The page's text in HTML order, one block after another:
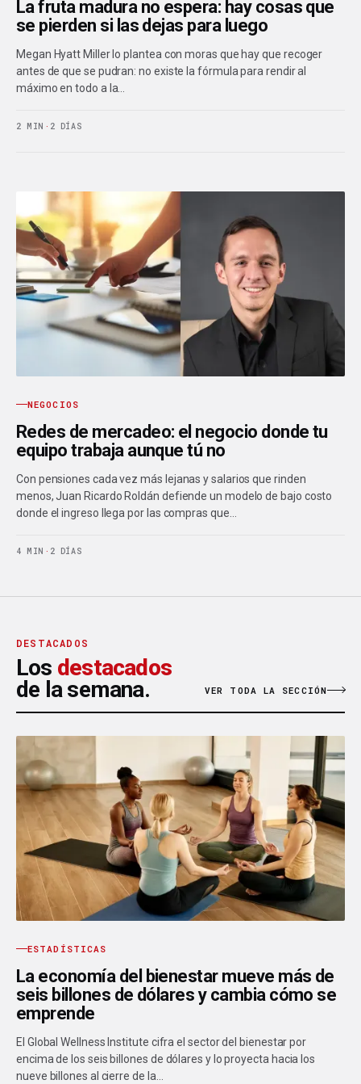
La fruta madura no espera: hay cosas que
se pierden si las dejas para luego
Megan Hyatt Miller lo plantea con moras que hay que recoger
antes de que se pudran: no existe la fórmula para rendir al
máximo en todo a la…
2 MIN · 2 DÍAS
NEGOCIOS
Redes de mercadeo: el negocio donde tu
equipo trabaja aunque tú no
Con pensiones cada vez más lejanas y salarios que rinden
menos, Juan Ricardo Roldán defiende un modelo de bajo costo
donde el ingreso llega por las compras que…
4 MIN · 2 DÍAS
DESTACADOS
Los destacados
de la semana.
VER TODA LA SECCIÓN
ESTADÍSTICAS
La economía del bienestar mueve más de
seis billones de dólares y cambia cómo se
emprende
El Global Wellness Institute cifra el sector del bienestar por
encima de los seis billones de dólares y lo proyecta hacia los
nueve billones al cierre de la…